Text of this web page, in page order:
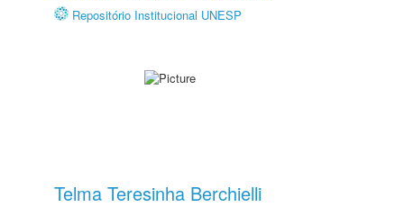
Repositório Institucional UNESP
Telma Teresinha Berchielli